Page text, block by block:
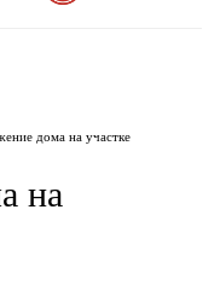
дома на участке
на